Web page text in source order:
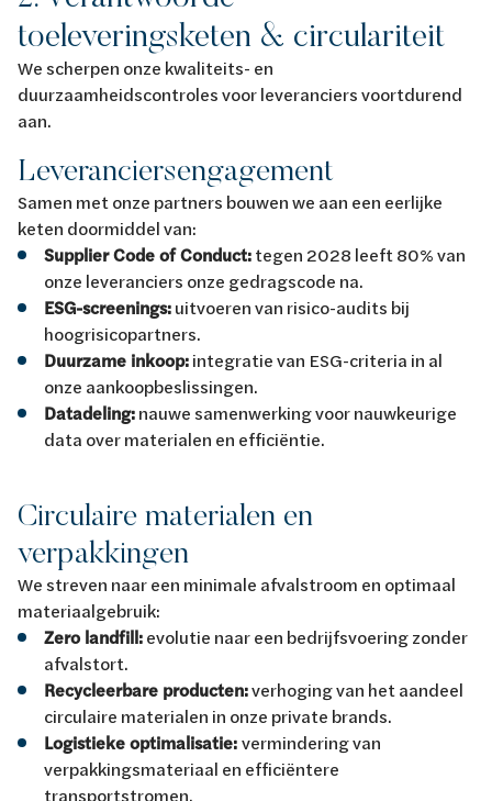
toeleveringsketen & circulariteit
We scherpen onze kwaliteits- en
duurzaamheidscontroles voor leveranciers voortdurend
aan.
Leveranciersengagement
Samen met onze partners bouwen we aan een eerlijke
keten doormiddel van:
Supplier Code of Conduct:tegen 2028 leeft 80% van
onze leveranciers onze gedragscode na.
ESG-screenings:uitvoeren van risico-audits bij
hoogrisicopartners.
Duurzame inkoop:integratie van ESG-criteria in al
onze aankoopbeslissingen.
Datadeling:nauwe samenwerking voor nauwkeurige
data over materialen en efficiëntie.
Circulaire materialen en
verpakkingen
We streven naar een minimale afvalstroom en optimaal
materiaalgebruik:
Zero landfill:evolutie naar een bedrijfsvoering zonder
afvalstort.
Recycleerbare producten:verhoging van het aandeel
circulaire materialen in onze private brands.
Logistieke optimalisatie:vermindering van
verpakkingsmateriaal en efficiëntere
transportstromen.